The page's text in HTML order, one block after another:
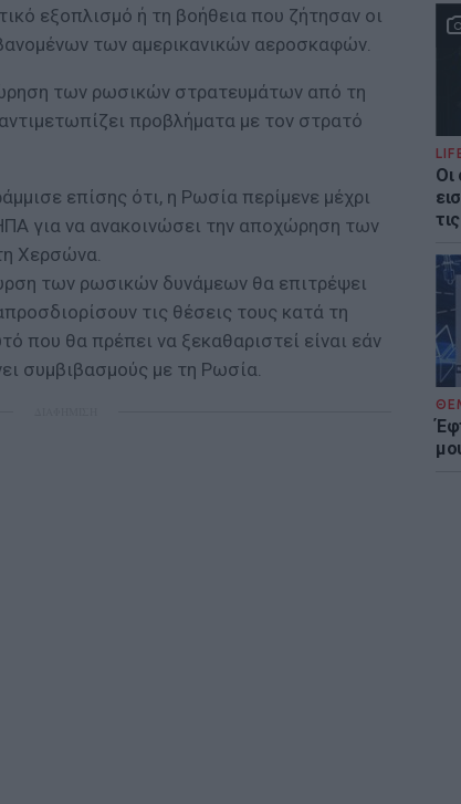
Οι
εξοπλισμό ή τη βοήθεια που ζήτησαν οι
των αμερικανικών αεροσκαφών.
των ρωσικών στρατευμάτων από τη
προβλήματα με τον στρατό
επίσης ότι, η Ρωσία περίμενε μέχρι
για να ανακοινώσει την αποχώρηση των
Χερσώνα.
των ρωσικών δυνάμεων θα επιτρέψει
τις θέσεις τους κατά τη
που θα πρέπει να ξεκαθαριστεί είναι εάν
συμβιβασμούς με τη Ρωσία.